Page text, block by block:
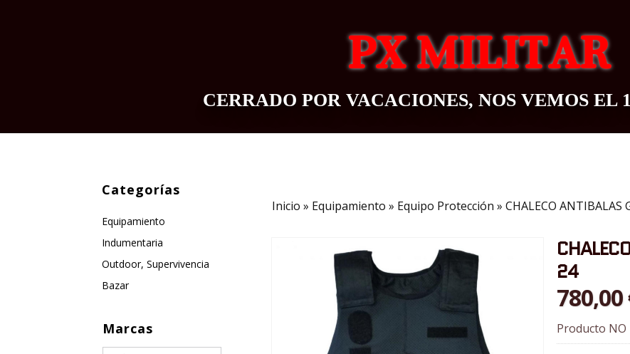
PX MILITAR
CERRADO POR VACACIONES, NOS VEMOS EL
Categorías
Equipamiento
Indumentaria
Outdoor, Supervivencia
Bazar
Marcas
Inicio » Equipamiento » Equipo Protección » CHALECO ANTIBALAS
24
780,00
Producto